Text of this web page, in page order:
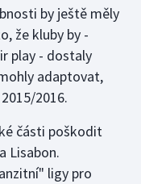
by ještě měly
že kluby by -
play - dostaly
adaptovat,
2016.
části poškodit
Lisabon.
ligy pro